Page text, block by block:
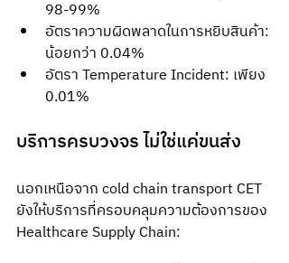
98-99%
อัตราความผิดพลาดในการหยิบสินค้า:
น้อยกว่า 0.04%
อัตรา Temperature Incident: เพียง
0.01%
บริการครบวงจร ไม่ใช่แค่ขนส่ง
นอกเหนือจาก cold chain transport CET
ยังให้บริการที่ครอบคลุมความต้องการของ
Healthcare Supply Chain: